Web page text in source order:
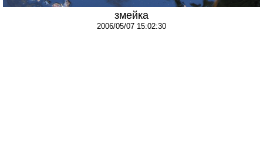
змейка
2006/05/07 15:02:30